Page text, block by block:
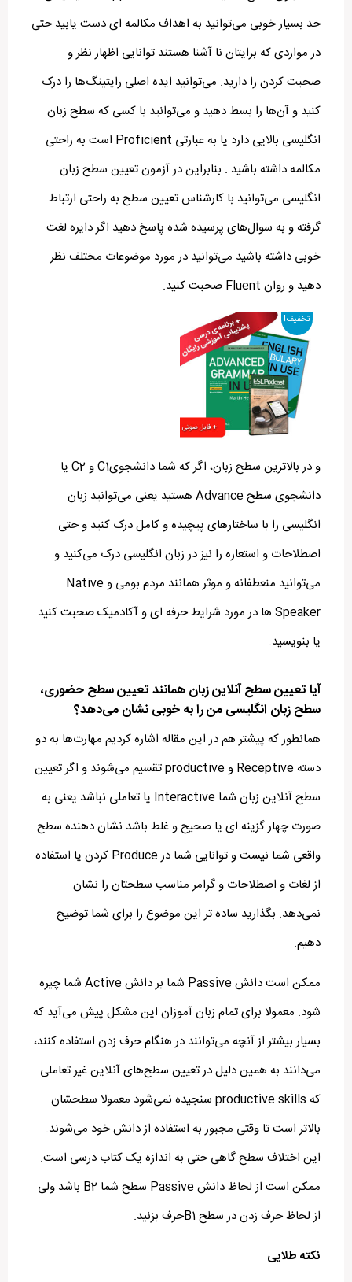
حد بسیار خوبی می‌توانید به اهداف مکالمه ای دست یابید حتی
در مواردی که برایتان نا آشنا هستند توانایی اظهار نظر و
صحبت کردن را دارید. می‌توانید ایده اصلی رایتینگ‌ها را درک
کنید و آن‌ها را بسط دهید و می‌توانید با کسی که سطح زبان
انگلیسی بالایی دارد یا به عبارتی Proficient است به راحتی
مکالمه داشته باشید . بنابراین در آزمون تعیین سطح زبان
انگلیسی می‌توانید با کارشناس تعیین سطح به راحتی ارتباط
گرفته و به سوال‌های پرسیده شده پاسخ دهید اگر دایره لغت
خوبی داشته باشید می‌توانید در مورد موضوعات مختلف نظر
دهید و روان Fluent صحبت کنید.
تخفیف!
و در بالاترین سطح زبان، اگر که شما دانشجویC1 و C2 یا
دانشجوی سطح Advance هستید یعنی می‌توانید زبان
انگلیسی را با ساختارهای پیچیده و کامل درک کنید و حتی
اصطلاحات و استعاره را نیز در زبان انگلیسی درک می‌کنید و
می‌توانید منعطفانه و موثر همانند مردم بومی و Native
Speaker ها در مورد شرایط حرفه ای و آکادمیک صحبت کنید
یا بنویسید.
آیا تعیین سطح آنلاین زبان همانند تعیین سطح حضوری،
سطح زبان انگلیسی من را به خوبی نشان می‌دهد؟
همانطور که پیشتر هم در این مقاله اشاره کردیم مهارت‌ها به دو
دسته Receptive و productive تقسیم می‌شوند و اگر تعیین
سطح آنلاین زبان شما Interactive یا تعاملی نباشد یعنی به
صورت چهار گزینه ای یا صحیح و غلط باشد نشان دهنده سطح
واقعی شما نیست و توانایی شما در Produce کردن یا استفاده
از لغات و اصطلاحات و گرامر مناسب سطحتان را نشان
نمی‌دهد. بگذارید ساده تر این موضوع را برای شما توضیح
دهیم.
ممکن است دانش Passive شما بر دانش Active شما چیره
شود. معمولا برای تمام زبان آموزان این مشکل پیش می‌آید که
بسیار بیشتر از آنچه می‌توانند در هنگام حرف زدن استفاده کنند،
می‌دانند به همین دلیل در تعیین سطح‌های آنلاین غیر تعاملی
که productive skills سنجیده نمی‌شود معمولا سطحشان
بالاتر است تا وقتی مجبور به استفاده از دانش خود می‌شوند.
این اختلاف سطح گاهی حتی به اندازه یک کتاب درسی است.
ممکن است از لحاظ دانش Passive سطح شما B2 باشد ولی
از لحاظ حرف زدن در سطح B1حرف بزنید.
نکته طلایی